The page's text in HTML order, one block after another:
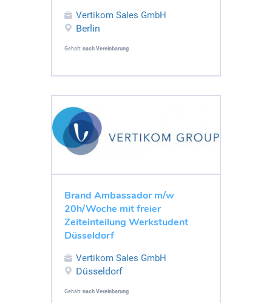
Vertikom Sales GmbH
Berlin
Gehalt: nach Vereinbarung
Brand Ambassador m/w
20h/Woche mit freier
Zeiteinteilung Werkstudent
Düsseldorf
Vertikom Sales GmbH
Düsseldorf
Gehalt: nach Vereinbarung